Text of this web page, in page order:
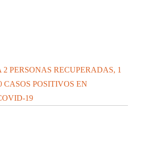
PERSONAS RECUPERADAS, 1
CASOS POSITIVOS EN
19